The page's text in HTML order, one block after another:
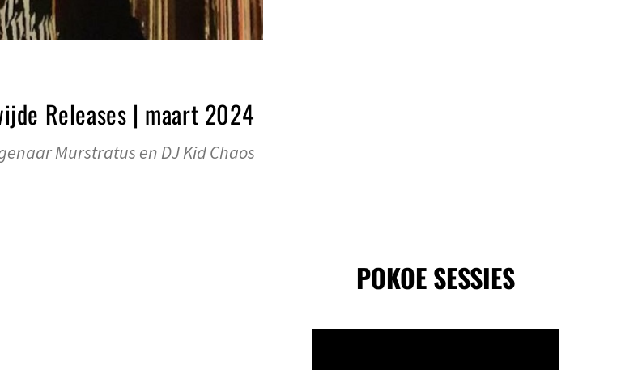
Releases | maart 2024
Murstratus en DJ Kid Chaos
POKOE SESSIES